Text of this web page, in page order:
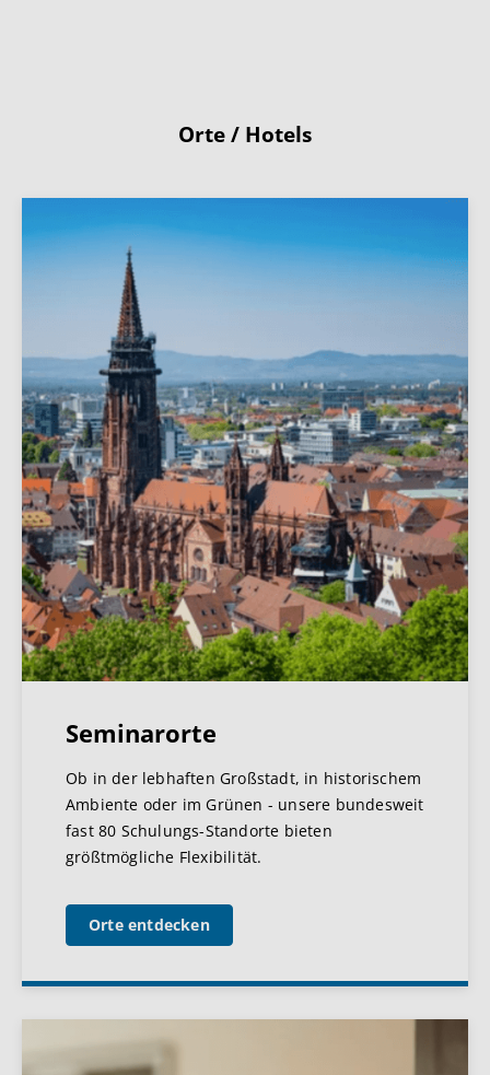
Orte / Hotels
Seminarorte
Ob in der lebhaften Großstadt, in historischem
Ambiente oder im Grünen - unsere bundesweit
fast 80 Schulungs-Standorte bieten
größtmögliche Flexibilität.
Orte entdecken